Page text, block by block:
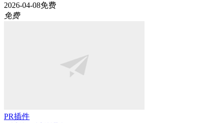
2026-04-08免费
免费
PR插件